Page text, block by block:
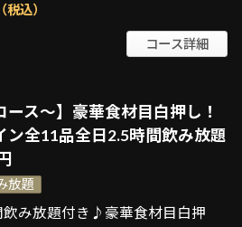
税込）
コース詳細
ース～】豪華食材目白押し！
ン全11品全日2.5時間飲み放題
放題
飲み放題付き♪豪華食材目白押